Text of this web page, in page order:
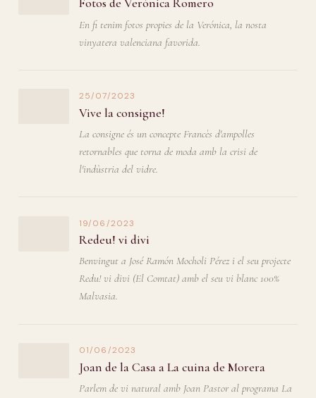
Fotos de Verónica Romero
En fi tenim fotos propies de la Verónica, la nosta
vinyatera valenciana favorida.
25/07/2023
Vive la consigne!
La consigne és un concepte Francès d'ampolles
retornables que torna de moda amb la crisi de
l'indùstria del vidre.
19/06/2023
Redeu! vi divi
Benvingut a José Ramón Mocholi Pérez i el seu projecte
Redu! vi divi (El Comtat) amb el seu vi blanc 100%
Malvasia.
01/06/2023
Joan de la Casa a La cuina de Morera
Parlem de vi natural amb Joan Pastor al programa La